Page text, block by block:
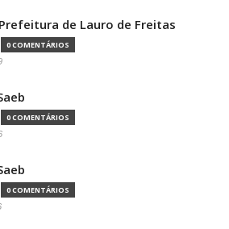
Prefeitura de Lauro de Freitas
0 COMENTÁRIOS
0 COMENTÁRIOS
0 COMENTÁRIOS